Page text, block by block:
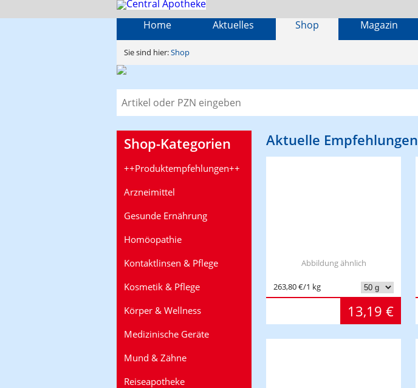
Home Aktuelles Shop Magazin
Sie sind hier:Shop
Shop-Kategorien
++Produktempfehlungen++
Arzneimittel
Gesunde Ernährung
Homöopathie
Kontaktlinsen & Pflege
Kosmetik & Pflege
Körper & Wellness
Medizinische Geräte
Mund & Zähne
Reiseapotheke
Aktuelle Empfehlungen
Abbildung ähnlich
263,80 €/1 kg
13,19 €